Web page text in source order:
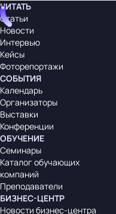
ЧИТАТЬ
Статьи
Новости
Интервью
Кейсы
Фоторепортажи
СОБЫТИЯ
Календарь
Организаторы
Выставки
Конференции
ОБУЧЕНИЕ
Семинары
Каталог обучающих
компаний
Преподаватели
БИЗНЕС-ЦЕНТР
Новости бизнес-центра